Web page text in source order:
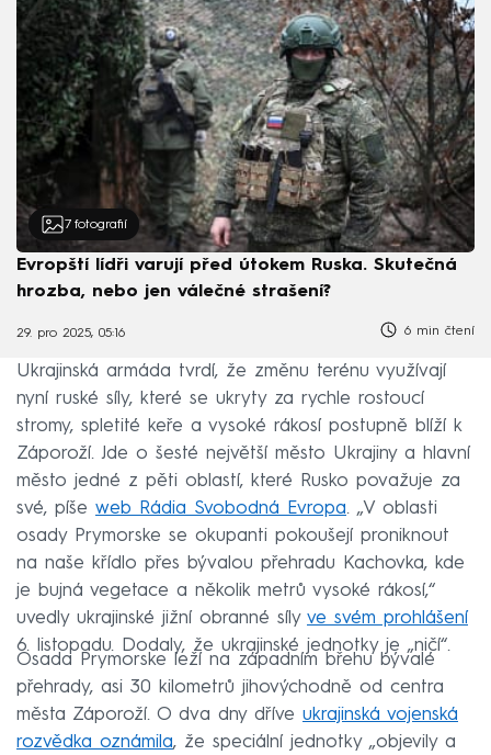
7 fotografií
Evropští lídři varují před útokem Ruska. Skutečná
hrozba, nebo jen válečné strašení?
29. pro 2025, 05:16 6 min čtení
Ukrajinská armáda tvrdí, že změnu terénu využívají
nyní ruské síly, které se ukryty za rychle rostoucí
stromy, spletité keře a vysoké rákosí postupně blíží k
Záporoží. Jde o šesté největší město Ukrajiny a hlavní
město jedné z pěti oblastí, které Rusko považuje za
své, píše web Rádia Svobodná Evropa. „V oblasti
osady Prymorske se okupanti pokoušejí proniknout
na naše křídlo přes bývalou přehradu Kachovka, kde
je bujná vegetace a několik metrů vysoké rákosí,“
uvedly ukrajinské jižní obranné síly ve svém prohlášení
6. listopadu. Dodaly, že ukrajinské jednotky je „ničí“.
Osada Prymorske leží na západním břehu bývalé
přehrady, asi 30 kilometrů jihovýchodně od centra
města Záporoží. O dva dny dříve ukrajinská vojenská
rozvědka oznámila, že speciální jednotky „objevily a